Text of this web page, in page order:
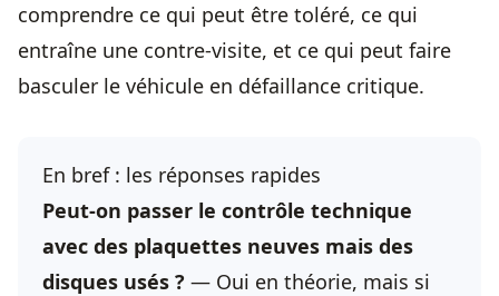
comprendre ce qui peut être toléré, ce qui
entraîne une contre-visite, et ce qui peut faire
basculer le véhicule en défaillance critique.
En bref : les réponses rapides
Peut-on passer le contrôle technique
avec des plaquettes neuves mais des
disques usés ? — Oui en théorie, mais si